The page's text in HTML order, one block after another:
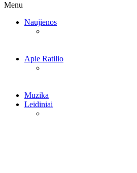
Menu
Naujienos
Apie Ratilio
Muzika
Leidiniai